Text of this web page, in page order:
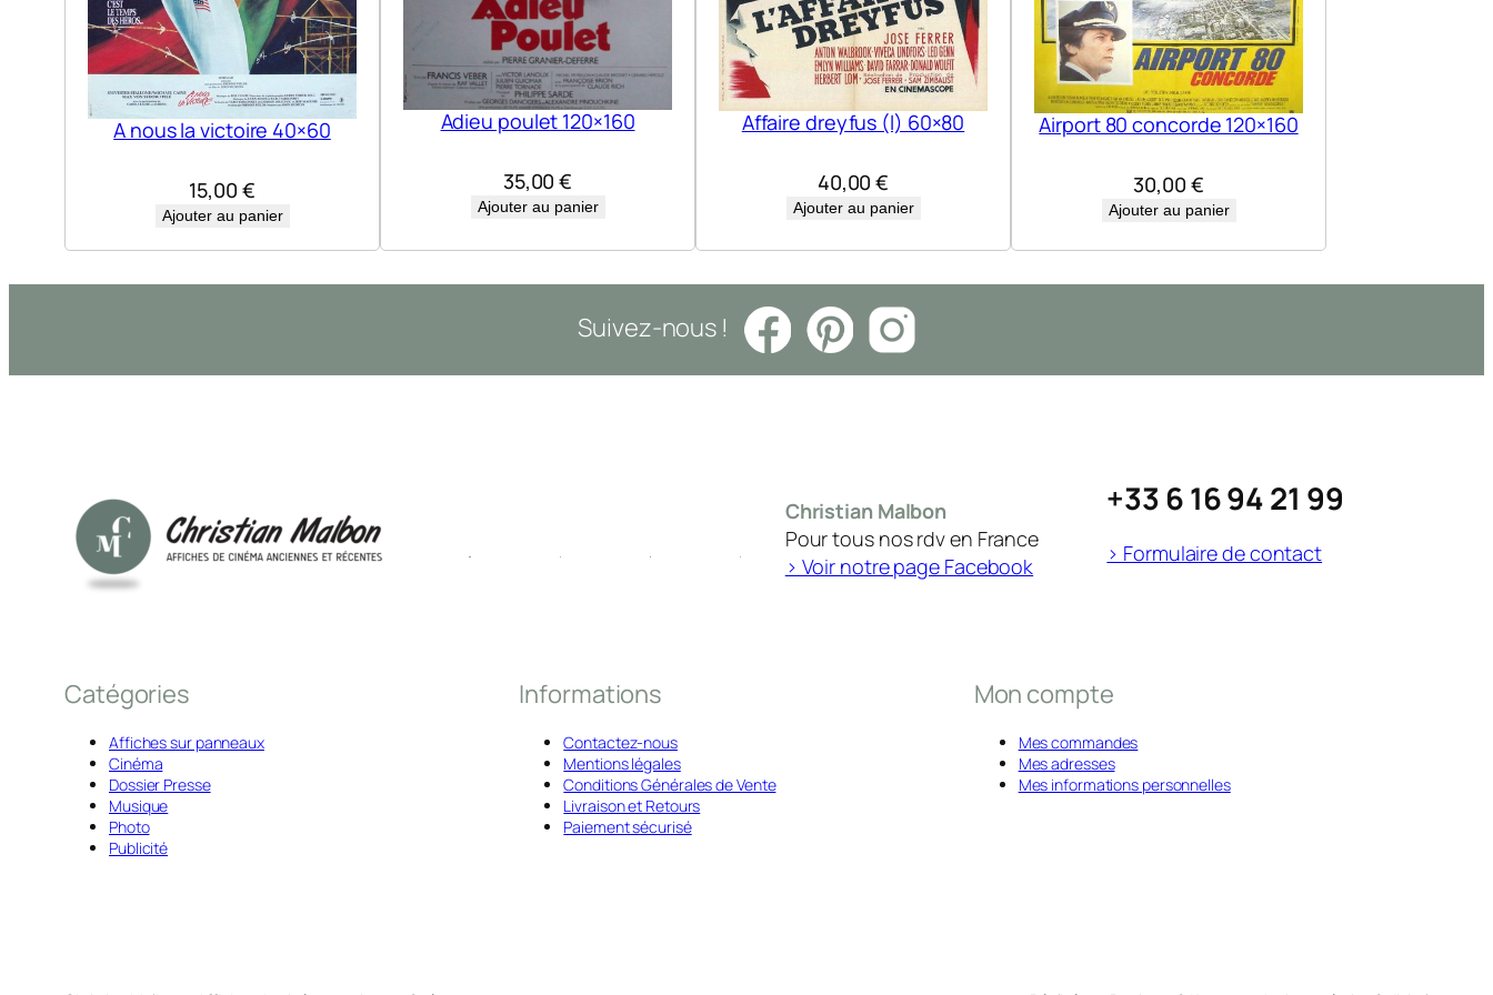
A nous la victoire 40×60
15,00 €
Ajouter au panier
Adieu poulet 120×160
35,00€
Ajouter au panier
Affaire dreyfus (l) 60×80
40,00€
Ajouter au panier
Airport 80 concorde 120×160
30,00 €
Ajouter au panier
Suivez-nous !
Christian Malbon
Pour tous nos rdv en France
> Voir notre page Facebook
+33 6 16 94 21 99
> Formulaire de contact
Catégories
Affiches sur panneaux
Cinéma
Dossier Presse
Musique
Photo
Publicité
Informations
Contactez-nous
Mentions légales
Conditions Générales de Vente
Livraison et Retours
Paiement sécurisé
Mon compte
Mes commandes
Mes adresses
Mes informations personnelles